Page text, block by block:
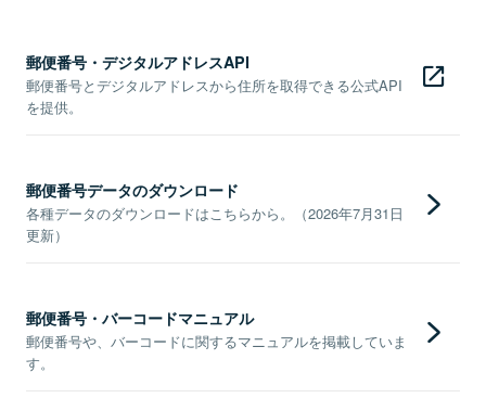
郵便番号・デジタルアドレスAPI
郵便番号とデジタルアドレスから住所を取得できる公式API
を提供。
郵便番号データのダウンロード
各種データのダウンロードはこちらから。（2026年7月31日
更新）
郵便番号・バーコードマニュアル
郵便番号や、バーコードに関するマニュアルを掲載していま
す。